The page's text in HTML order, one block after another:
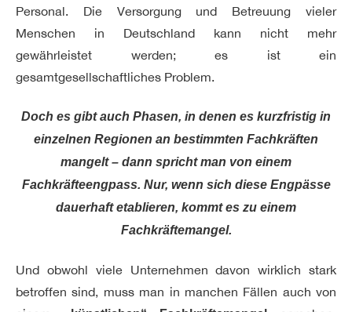
Personal. Die Versorgung und Betreuung vieler
Menschen in Deutschland kann nicht mehr
gewährleistet werden; es ist ein
gesamtgesellschaftliches Problem.
Doch es gibt auch Phasen, in denen es kurzfristig in
einzelnen Regionen an bestimmten Fachkräften
mangelt – dann spricht man von einem
Fachkräfteengpass. Nur, wenn sich diese Engpässe
dauerhaft etablieren, kommt es zu einem
Fachkräftemangel.
Und obwohl viele Unternehmen davon wirklich stark
betroffen sind, muss man in manchen Fällen auch von